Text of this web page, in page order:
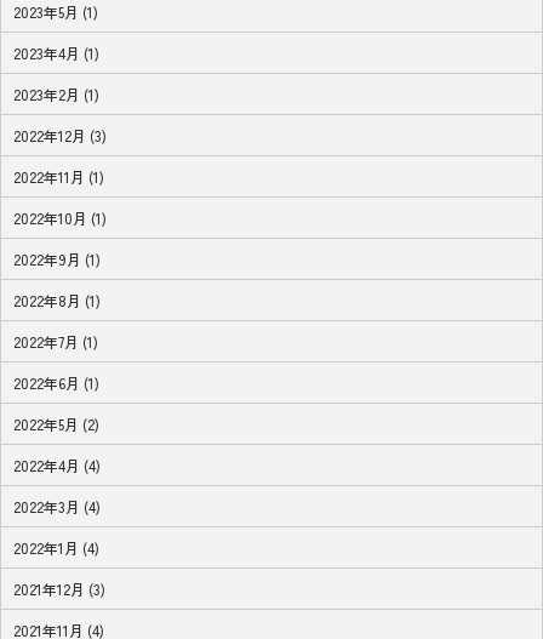
2023年5月 (1)
2023年4月 (1)
2023年2月 (1)
2022年12月 (3)
2022年11月 (1)
2022年10月 (1)
2022年9月 (1)
2022年8月 (1)
2022年7月 (1)
2022年6月 (1)
2022年5月 (2)
2022年4月 (4)
2022年3月 (4)
2022年1月 (4)
2021年12月 (3)
2021年11月 (4)